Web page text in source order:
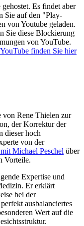
Es findet aber
Sie auf den "Play-
von Youtube geladen.
Sie diese Blockierung
von YouTube.
finden Sie hier
von Rene Thielen zur
der Korrektur der
dieser hoch
von der
Michael Peschel über
Vorteile.
Expertise und
Er erklärt
bei der
ausbalanciertes
Wert auf die